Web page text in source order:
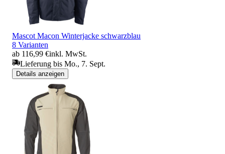
Mascot Macon Winterjacke schwarzblau
8 Varianten
ab 116,99 €inkl. MwSt.
Lieferung bis Mo., 7. Sept.
Details anzeigen